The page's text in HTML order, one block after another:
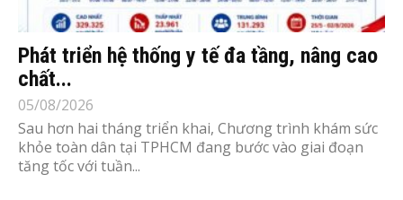
Phát triển hệ thống y tế đa tầng, nâng cao
chất...
05/08/2026
Sau hơn hai tháng triển khai, Chương trình khám sức
khỏe toàn dân tại TPHCM đang bước vào giai đoạn
tăng tốc với tuần...